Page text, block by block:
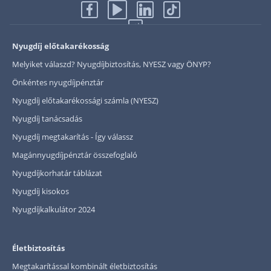
Állampapír
Legjobb befektetés
Részvény vásárlás
Befektetési alapok
ETF
Vállalkozói hitel
Nyugdíj előtakarékosság
Melyiket válaszd? Nyugdíjbiztosítás, NYESZ vagy ÖNYP?
Önkéntes nyugdíjpénztár
Nyugdíj előtakarékossági számla (NYESZ)
Nyugdíj tanácsadás
Nyugdíj megtakarítás - Így válassz
Magánnyugdíjpénztár összefoglaló
Nyugdíjkorhatár táblázat
Nyugdíj kisokos
Nyugdíjkalkulátor 2024
Életbiztosítás
Megtakarítással kombinált életbiztosítás